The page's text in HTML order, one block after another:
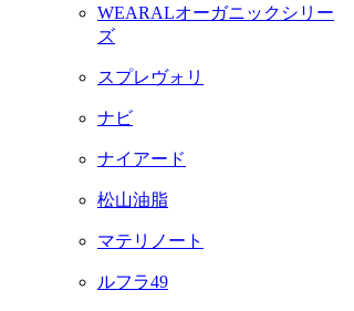
WEARALオーガニックシリー
ズ
スプレヴォリ
ナビ
ナイアード
松山油脂
マテリノート
ルフラ49